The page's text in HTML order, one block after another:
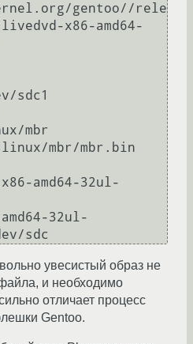
gentoo//rele
x86-amd64-
sdc1
mbr
mbr/mbr.bin
amd64-32ul-
32ul-
увесистый образ не
и необходимо
отличает процесс
Gentoo.